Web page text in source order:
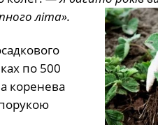
літа».
по 500
коренева